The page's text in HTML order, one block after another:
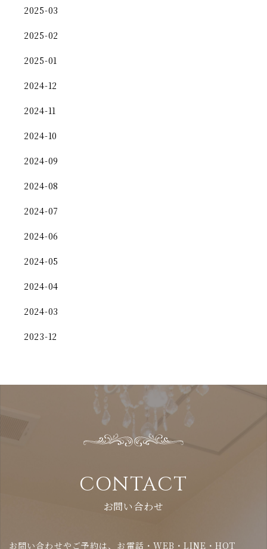
2025-03
2025-02
2025-01
2024-12
2024-11
2024-10
2024-09
2024-08
2024-07
2024-06
2024-05
2024-04
2024-03
2023-12
CONTACT
お問い合わせ
お問い合わせやご予約は、お電話・WEB・LINE・HOT